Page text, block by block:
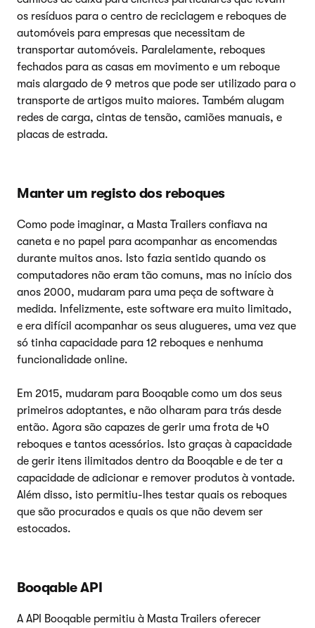
os resíduos para o centro de reciclagem e reboques de
automóveis para empresas que necessitam de
transportar automóveis. Paralelamente, reboques
fechados para as casas em movimento e um reboque
mais alargado de 9 metros que pode ser utilizado para o
transporte de artigos muito maiores. Também alugam
redes de carga, cintas de tensão, camiões manuais, e
placas de estrada.
Manter um registo dos reboques
Como pode imaginar, a Masta Trailers confiava na
caneta e no papel para acompanhar as encomendas
durante muitos anos. Isto fazia sentido quando os
computadores não eram tão comuns, mas no início dos
anos 2000, mudaram para uma peça de software à
medida. Infelizmente, este software era muito limitado,
e era difícil acompanhar os seus alugueres, uma vez que
só tinha capacidade para 12 reboques e nenhuma
funcionalidade online.
Em 2015, mudaram para Booqable como um dos seus
primeiros adoptantes, e não olharam para trás desde
então. Agora são capazes de gerir uma frota de 40
reboques e tantos acessórios. Isto graças à capacidade
de gerir itens ilimitados dentro da Booqable e de ter a
capacidade de adicionar e remover produtos à vontade.
Além disso, isto permitiu-lhes testar quais os reboques
que são procurados e quais os que não devem ser
estocados.
Booqable API
A API Booqable permitiu à Masta Trailers oferecer